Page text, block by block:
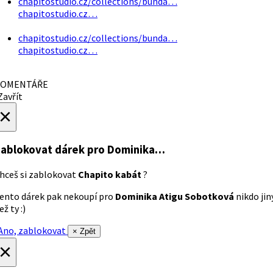
chapitostudio.cz…
chapitostudio.cz/collections/bunda…
chapitostudio.cz…
dárek pro Dominika…
si zablokovat Chapito kabát ?
dárek pak nekoupí pro Dominika Atigu Sobotková nikdo
ty :)
zablokovat
× Zpět